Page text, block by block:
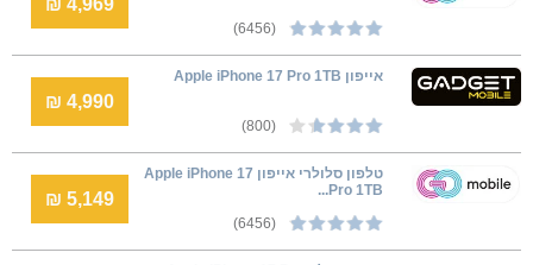
(6456)
אייפון Apple iPhone 17 Pro 1TB
(800)
4,990 ₪
טלפון סלולרי אייפון Apple iPhone 17
Pro 1TB...
(6456)
5,149 ₪